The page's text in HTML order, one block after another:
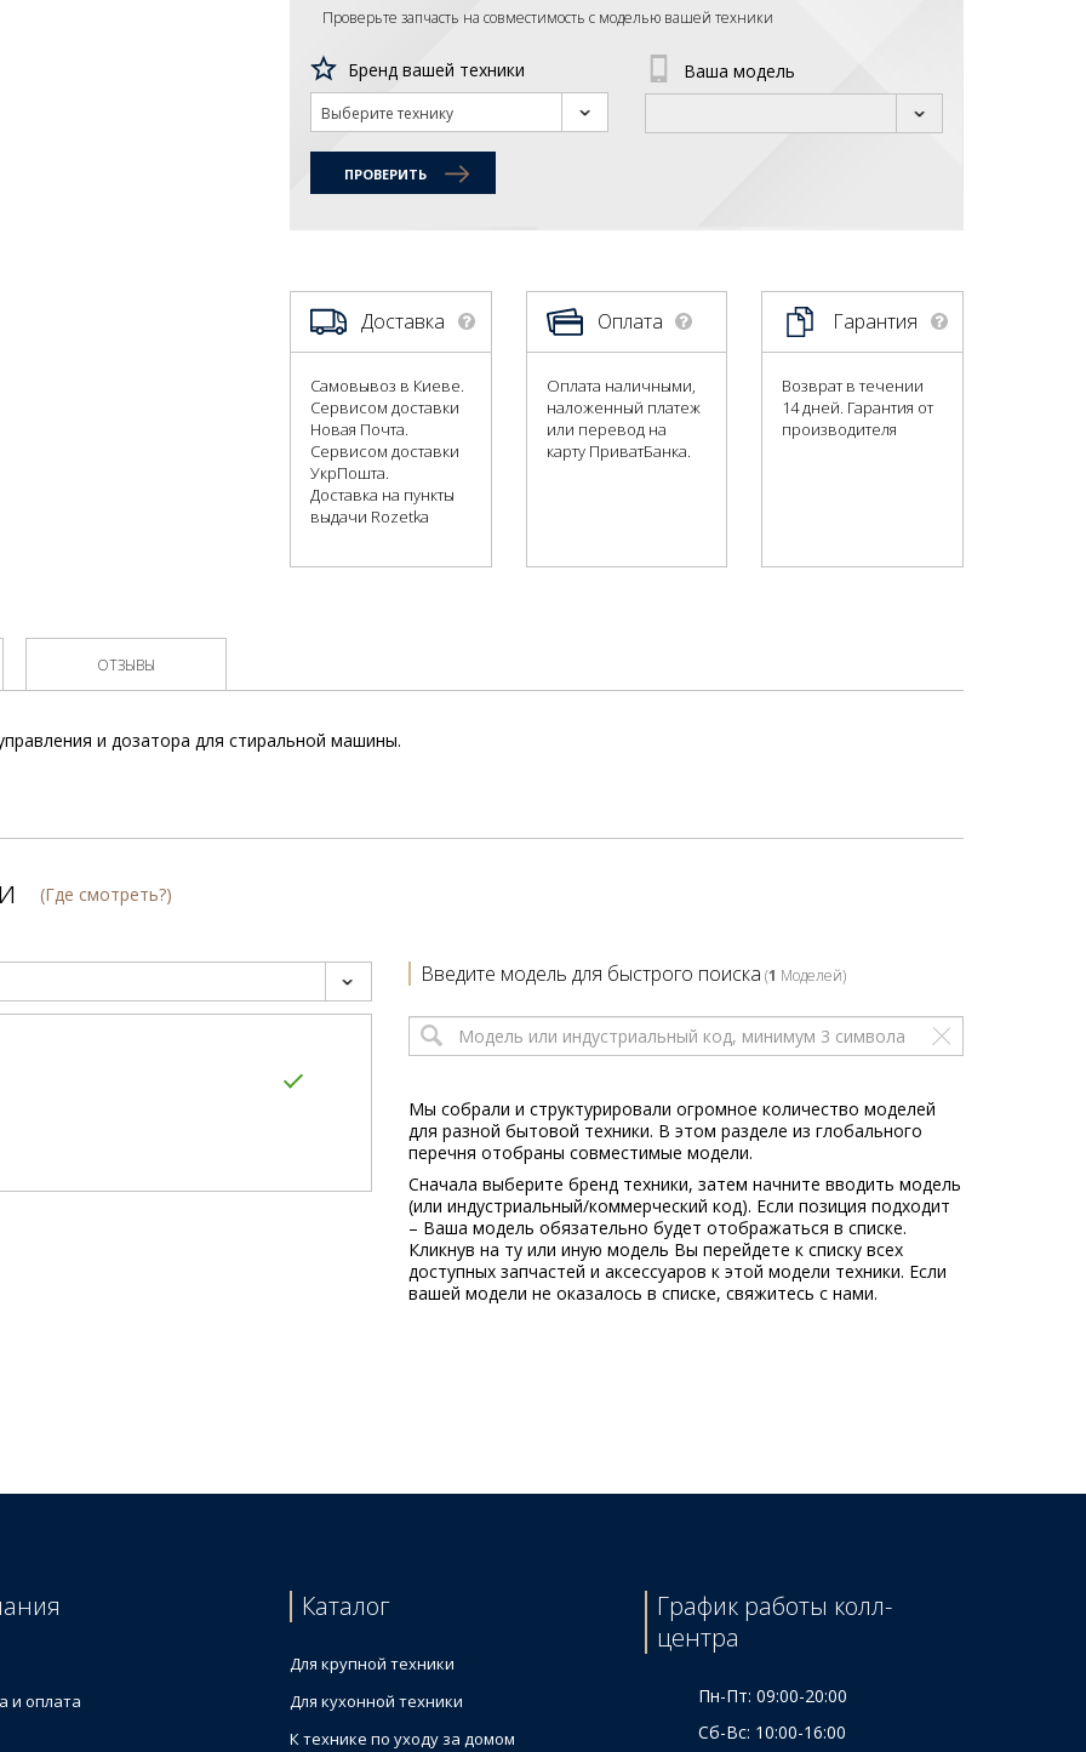
Проверьте запчасть на совместимость с моделью вашей техники
Бренд вашей техники
Выберите технику
Ваша модель
ПРОВЕРИТЬ
Доставка
Самовывоз в Киеве.
Сервисом доставки
Новая Почта.
Сервисом доставки
УкрПошта.
Доставка на пункты
выдачи Rozetka
Оплата
Оплата наличными,
наложенный платеж
или перевод на
карту ПриватБанка.
Гарантия
Возврат в течении
14 дней. Гарантия от
производителя
и дозатора для стиральной машины.
ОТЗЫВЫ
(Где смотреть?)
Введите модель для быстрого поиска (1 Моделей)
Мы собрали и структурировали огромное количество моделей
для разной бытовой техники. В этом разделе из глобального
перечня отобраны совместимые модели.
Сначала выберите бренд техники, затем начните вводить модель
(или индустриальный/коммерческий код). Если позиция подходит
– Ваша модель обязательно будет отображаться в списке.
Кликнув на ту или иную модель Вы перейдете к списку всех
доступных запчастей и аксессуаров к этой модели техники. Если
вашей модели не оказалось в списке, свяжитесь с нами.
и оплата
Каталог
Для крупной техники
Для кухонной техники
К технике по уходу за домом
График работы колл-
центра
Пн-Пт: 09:00-20:00
Сб-Вс: 10:00-16:00